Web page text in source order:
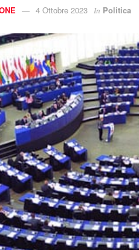
4 Ottobre 2023 In Politica